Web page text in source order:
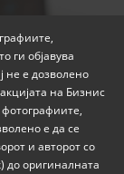
ги објавува
не е дозволено
на Бизнис
е да се
и авторот со
до оригиналната